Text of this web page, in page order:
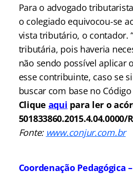
Para o advogado
o colegiado equivocou-se
vista tributário, o contador.
tributária, pois haveria
não sendo possível aplicar
esse contribuinte, caso se
buscar com base no
Clique aqui para ler o
5018338­60.2015.4.04.0000/
Fonte: www.conjur.com.br
Coordenação Pedagógica –